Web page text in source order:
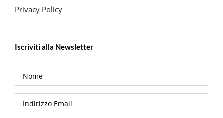
Privacy Policy
Iscriviti alla Newsletter